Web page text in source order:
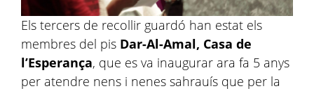
Els tercers de recollir guardó han estat els
membres del pis Dar-Al-Amal, Casa de
l’Esperança, que es va inaugurar ara fa 5 anys
per atendre nens i nenes sahrauís que per la